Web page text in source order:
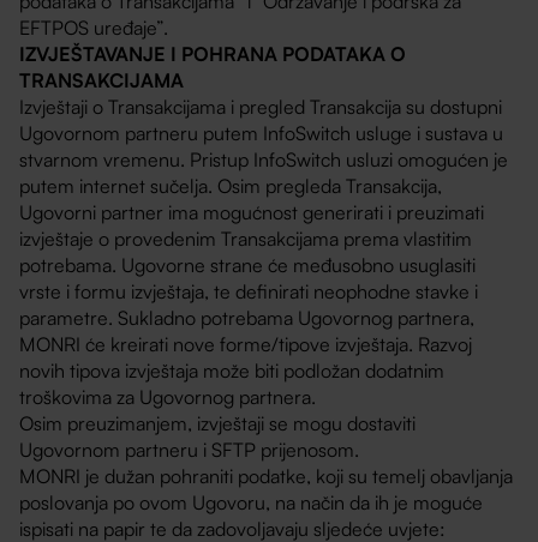
EFTPOS uređaje”.
IZVJEŠTAVANJE I POHRANA PODATAKA O
TRANSAKCIJAMA
Izvještaji o Transakcijama i pregled Transakcija su dostupni
Ugovornom partneru putem InfoSwitch usluge i sustava u
stvarnom vremenu. Pristup InfoSwitch usluzi omogućen je
putem internet sučelja. Osim pregleda Transakcija,
Ugovorni partner ima mogućnost generirati i preuzimati
izvještaje o provedenim Transakcijama prema vlastitim
potrebama. Ugovorne strane će međusobno usuglasiti
vrste i formu izvještaja, te definirati neophodne stavke i
parametre. Sukladno potrebama Ugovornog partnera,
MONRI će kreirati nove forme/tipove izvještaja. Razvoj
novih tipova izvještaja može biti podložan dodatnim
troškovima za Ugovornog partnera.
Osim preuzimanjem, izvještaji se mogu dostaviti
Ugovornom partneru i SFTP prijenosom.
MONRI je dužan pohraniti podatke, koji su temelj obavljanja
poslovanja po ovom Ugovoru, na način da ih je moguće
ispisati na papir te da zadovoljavaju sljedeće uvjete: